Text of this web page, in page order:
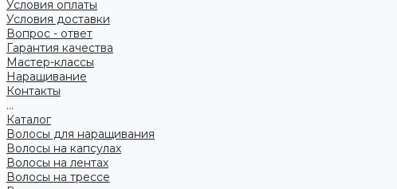
Условия оплаты
Условия доставки
Вопрос - ответ
Гарантия качества
Мастер-классы
Наращивание
Контакты
...
Каталог
Волосы для наращивания
Волосы на капсулах
Волосы на лентах
Волосы на трессе